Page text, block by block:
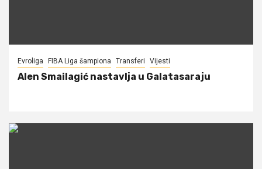
Evroliga FIBA Liga šampiona Transferi Vijesti
Alen Smailagić nastavlja u Galatasaraju